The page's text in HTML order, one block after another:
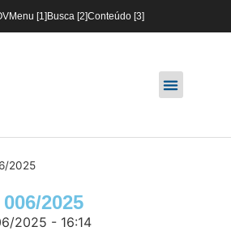
Menu [1] Busca [2]Conteúdo [3]
2025
2025
2025 - 16:14